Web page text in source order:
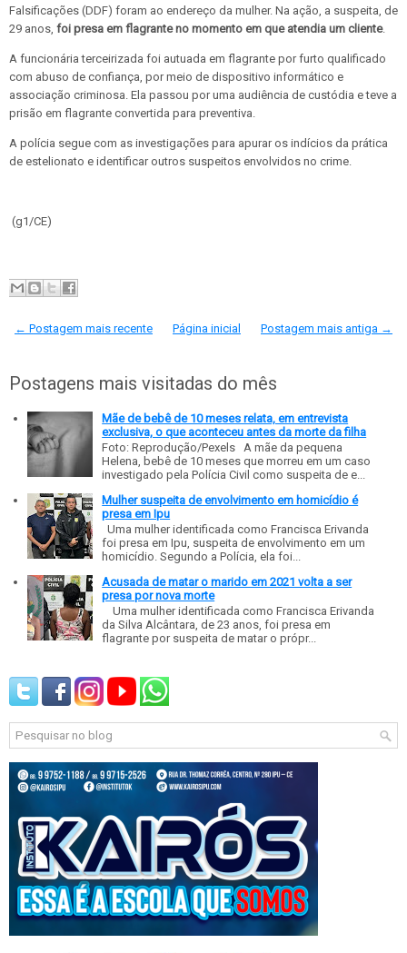
Falsificações (DDF) foram ao endereço da mulher. Na ação, a suspeita, de
29 anos, foi presa em flagrante no momento em que atendia um cliente.
A funcionária terceirizada foi autuada em flagrante por furto qualificado
com abuso de confiança, por meio de dispositivo informático e
associação criminosa. Ela passou por uma audiência de custódia e teve a
prisão em flagrante convertida para preventiva.
A polícia segue com as investigações para apurar os indícios da prática
de estelionato e identificar outros suspeitos envolvidos no crime.
(g1/CE)
← Postagem mais recente Postagem mais antiga →
Página inicial
Postagens mais visitadas do mês
Mãe de bebê de 10 meses relata, em entrevista
exclusiva, o que aconteceu antes da morte da filha
Foto: Reprodução/Pexels A mãe da pequena
Helena, bebê de 10 meses que morreu em um caso
investigado pela Polícia Civil como suspeita de e...
Mulher suspeita de envolvimento em homicídio é
presa em Ipu
Uma mulher identificada como Francisca Erivanda
foi presa em Ipu, suspeita de envolvimento em um
homicídio. Segundo a Polícia, ela foi...
Acusada de matar o marido em 2021 volta a ser
presa por nova morte
Uma mulher identificada como Francisca Erivanda
da Silva Alcântara, de 23 anos, foi presa em
flagrante por suspeita de matar o própr...